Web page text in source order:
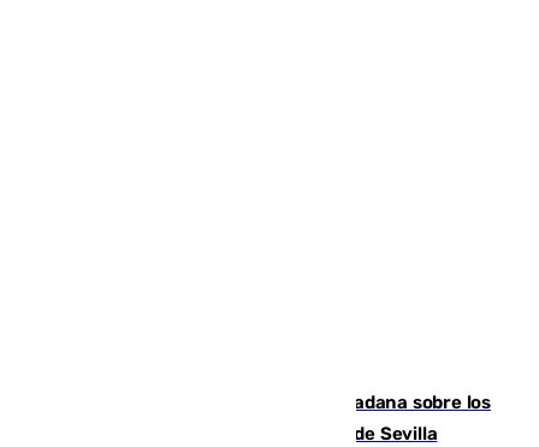
PSOE y Vox critican la consulta ciudadana sobre los
toldos que ha lanzado el Ayuntamiento de Sevilla